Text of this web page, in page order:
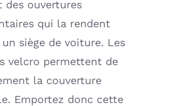
des ouvertures
qui la rendent
siège de voiture. Les
velcro permettent de
la couverture
Emportez donc cette